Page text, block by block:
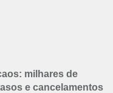
milhares de
e cancelamentos